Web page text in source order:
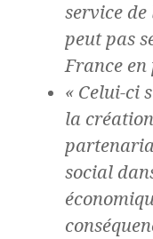
service de
peut pas
France
« Celui-ci
la
social